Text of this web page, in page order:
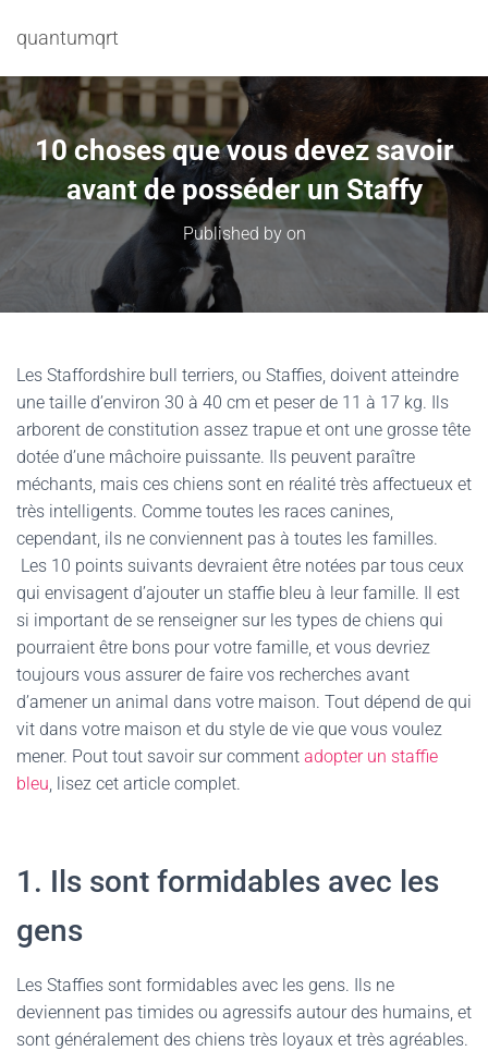
quantumqrt
10 choses que vous devez savoir
avant de posséder un Staffy
Published by on
Les Staffordshire bull terriers, ou Staffies, doivent atteindre
une taille d’environ 30 à 40 cm et peser de 11 à 17 kg. Ils
arborent de constitution assez trapue et ont une grosse tête
dotée d’une mâchoire puissante. Ils peuvent paraître
méchants, mais ces chiens sont en réalité très affectueux et
très intelligents. Comme toutes les races canines,
cependant, ils ne conviennent pas à toutes les familles.
Les 10 points suivants devraient être notées par tous ceux
qui envisagent d’ajouter un staffie bleu à leur famille. Il est
si important de se renseigner sur les types de chiens qui
pourraient être bons pour votre famille, et vous devriez
toujours vous assurer de faire vos recherches avant
d’amener un animal dans votre maison. Tout dépend de qui
vit dans votre maison et du style de vie que vous voulez
mener. Pout tout savoir sur comment adopter un staffie
bleu, lisez cet article complet.
1. Ils sont formidables avec les
gens
Les Staffies sont formidables avec les gens. Ils ne
deviennent pas timides ou agressifs autour des humains, et
sont généralement des chiens très loyaux et très agréables.